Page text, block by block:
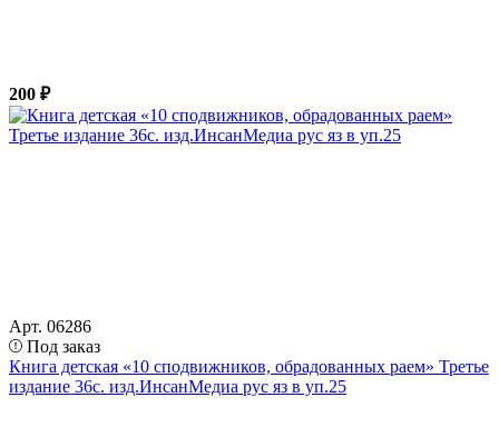
200 ₽
Арт. 06286
Под заказ
Книга детская «10 сподвижников, обрадованных раем» Третье
издание 36с. изд.ИнсанМедиа рус яз в уп.25